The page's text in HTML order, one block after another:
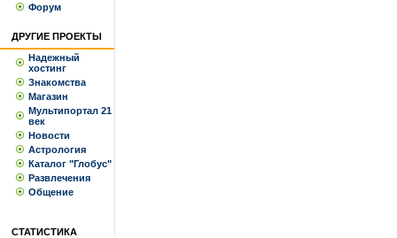
Форум
ДРУГИЕ ПРОЕКТЫ
Надежный
хостинг
Знакомства
Магазин
Мультипортал 21
век
Новости
Астрология
Каталог "Глобус"
Развлечения
Общение
СТАТИСТИКА